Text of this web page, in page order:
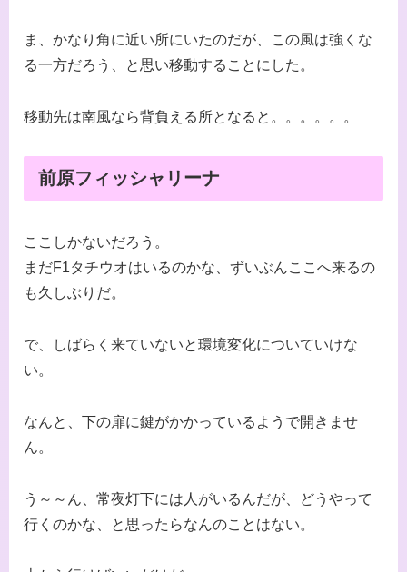
ま、かなり角に近い所にいたのだが、この風は強くな
る一方だろう、と思い移動することにした。
移動先は南風なら背負える所となると。。。。。。
前原フィッシャリーナ
ここしかないだろう。
まだF1タチウオはいるのかな、ずいぶんここへ来るの
も久しぶりだ。
で、しばらく来ていないと環境変化についていけな
い。
なんと、下の扉に鍵がかかっているようで開きませ
ん。
う～～ん、常夜灯下には人がいるんだが、どうやって
行くのかな、と思ったらなんのことはない。